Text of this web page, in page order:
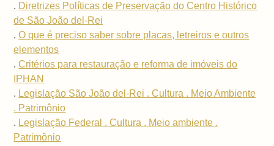
. Diretrizes Políticas de Preservação do Centro Histórico
de São João del-Rei
.O que é preciso saber sobre placas, letreiros e outros
elementos
.Critérios para restauração e reforma de imóveis do
IPHAN
. Legislação São João del-Rei . Cultura . Meio Ambiente
. Patrimônio
. Legislação Federal . Cultura . Meio ambiente .
Patrimônio